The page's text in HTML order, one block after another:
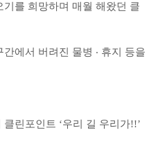
를 희망하며 매월 해왔던 클
에서 버려진 물병 ‧ 휴지 등을
린포인트 ‘우리 길 우리가!!’